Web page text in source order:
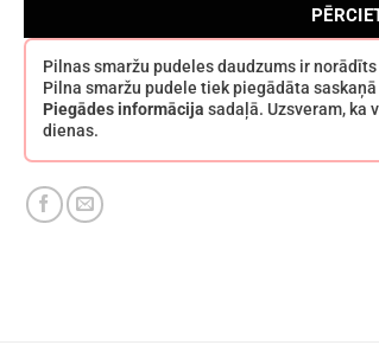
Pilnas smaržu pudeles daudzums ir
Pilna smaržu pudele tiek piegādāta
Piegādes informācija sadaļā. Uzsveram, ka
dienas.